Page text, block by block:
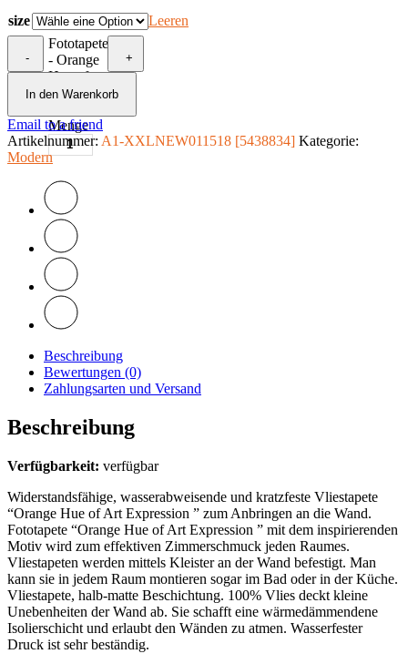
size Leeren
-
Fototapete
- Orange
Hue of
Art
Menge
+
In den Warenkorb
Email to a friend
Artikelnummer: A1-XXLNEW011518 [5438834] Kategorie:
Modern
Beschreibung
Bewertungen (0)
Zahlungsarten und Versand
Beschreibung
Verfügbarkeit: verfügbar
Widerstandsfähige, wasserabweisende und kratzfeste Vliestapete
“Orange Hue of Art Expression ” zum Anbringen an die Wand.
Fototapete “Orange Hue of Art Expression ” mit dem inspirierenden
Motiv wird zum effektiven Zimmerschmuck jeden Raumes.
Vliestapeten werden mittels Kleister an der Wand befestigt. Man
kann sie in jedem Raum montieren sogar im Bad oder in der Küche.
Vliestapete, halb-matte Beschichtung. 100% Vlies deckt kleine
Unebenheiten der Wand ab. Sie schafft eine wärmedämmendene
Isolierschicht und erlaubt den Wänden zu atmen. Wasserfester
Druck ist sehr beständig.